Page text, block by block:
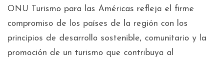
ONU Turismo para las Américas refleja el firme
compromiso de los países de la región con los
principios de desarrollo sostenible, comunitario y la
promoción de un turismo que contribuya al